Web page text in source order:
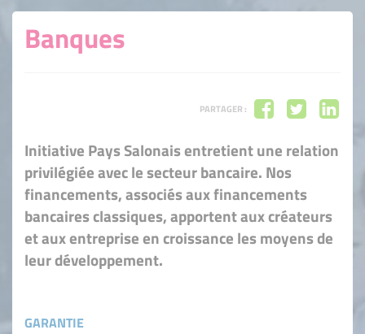
Banques
PARTAGER :
Initiative Pays Salonais entretient une relation
privilégiée avec le secteur bancaire. Nos
financements, associés aux financements
bancaires classiques, apportent aux créateurs
et aux entreprise en croissance les moyens de
leur développement.
GARANTIE